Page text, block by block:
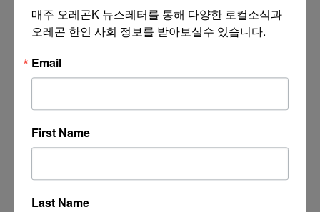
매주 오레곤K 뉴스레터를 통해 다양한 로컬소식과
오레곤 한인 사회 정보를 받아보실수 있습니다.
Email
First Name
Last Name